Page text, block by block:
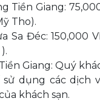
Tiền Giang:
Tho).
Sa Đéc: 150,000
Giang: Quý
sử dụng các dịch
khách sạn.